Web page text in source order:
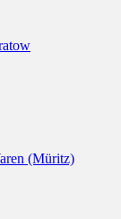
(Müritz)